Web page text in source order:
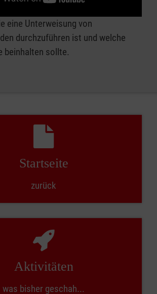
eine Unterweisung von
durchzuführen ist und welche
beinhalten sollte.
Startseite
zurück
Aktivitäten
was bisher geschah...